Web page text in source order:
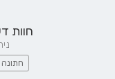
חוות
חתונה